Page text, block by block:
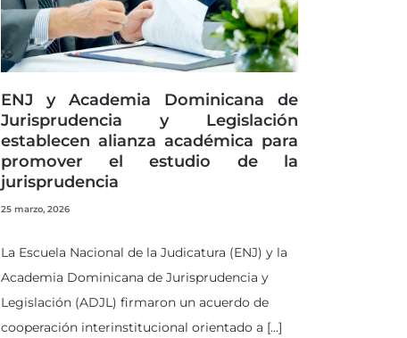
ENJ y Academia Dominicana de
Jurisprudencia y Legislación
establecen alianza académica para
promover el estudio de la
jurisprudencia
25 marzo, 2026
La Escuela Nacional de la Judicatura (ENJ) y la
Academia Dominicana de Jurisprudencia y
Legislación (ADJL) firmaron un acuerdo de
cooperación interinstitucional orientado a […]